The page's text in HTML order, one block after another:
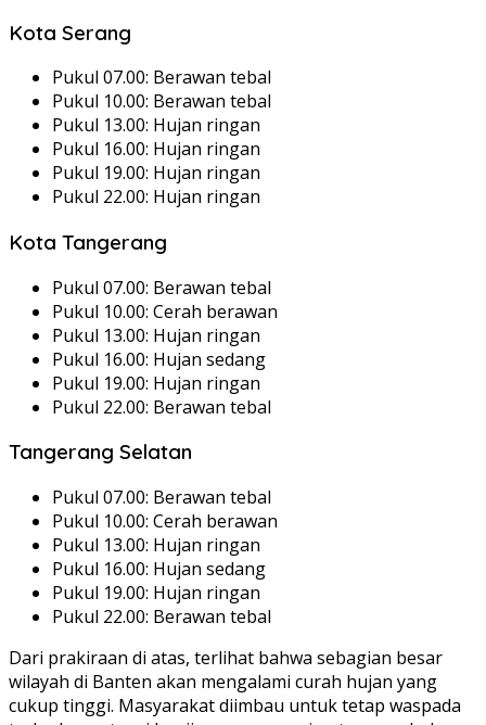
Kota Serang
Pukul 07.00: Berawan tebal
Pukul 10.00: Berawan tebal
Pukul 13.00: Hujan ringan
Pukul 16.00: Hujan ringan
Pukul 19.00: Hujan ringan
Pukul 22.00: Hujan ringan
Kota Tangerang
Pukul 07.00: Berawan tebal
Pukul 10.00: Cerah berawan
Pukul 13.00: Hujan ringan
Pukul 16.00: Hujan sedang
Pukul 19.00: Hujan ringan
Pukul 22.00: Berawan tebal
Tangerang Selatan
Pukul 07.00: Berawan tebal
Pukul 10.00: Cerah berawan
Pukul 13.00: Hujan ringan
Pukul 16.00: Hujan sedang
Pukul 19.00: Hujan ringan
Pukul 22.00: Berawan tebal
Dari prakiraan di atas, terlihat bahwa sebagian besar
wilayah di Banten akan mengalami curah hujan yang
cukup tinggi. Masyarakat diimbau untuk tetap waspada